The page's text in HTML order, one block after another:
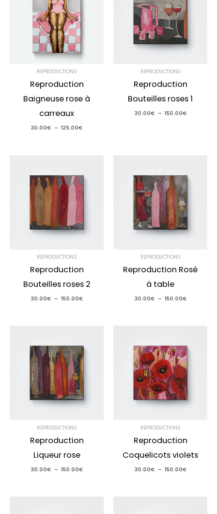
REPRODUCTIONS
Reproduction
Baigneuse rose à
carreaux
30.00€ – 125.00€
REPRODUCTIONS
Reproduction
Bouteilles roses 1
30.00€ – 150.00€
150.00€
REPRODUCTIONS
Reproduction
Bouteilles roses 2
30.00€ – 150.00€
30.00€
150.00€
REPRODUCTIONS
Reproduction Rosé
à table
30.00€ – 150.00€
30.00€
à
REPRODUCTIONS
Reproduction
Liqueur rose
30.00€ – 150.00€
30.00€
à
150.00€
REPRODUCTIONS
Reproduction
Coquelicots violets
30.00€ – 150.00€
30.00€
à
150.00€